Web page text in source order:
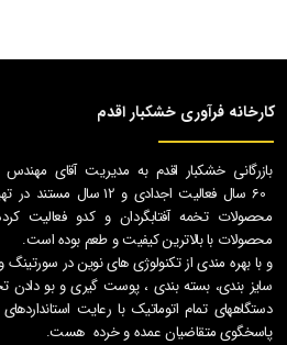
​کارخانه فرآوری خشکبار اقدم​​​​​​​​​​​​​
بازرگانی خشکبار اقدم به مدیریت آقای مهندس
60 سال فعالیت اجدادی و 12
محصولات تخمه آفتابگردان و کدو فعالیت
محصولات با بالاترین کیفیت و طعم بوده است.
و با بهره مندی از تکنولوژی های نوین در
سایز بندی، بسته بندی ، پوست گیری و بو دادن
دستگاههای تمام اتوماتیک با رعایت
پاسخگوی متقاضیان عمده و خرده هست.